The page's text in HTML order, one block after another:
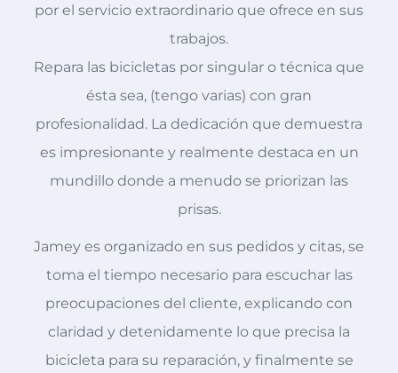
por el servicio extraordinario que ofrece en sus
trabajos.
Repara las bicicletas por singular o técnica que
ésta sea, (tengo varias) con gran
profesionalidad. La dedicación que demuestra
es impresionante y realmente destaca en un
mundillo donde a menudo se priorizan las
prisas.
Jamey es organizado en sus pedidos y citas, se
toma el tiempo necesario para escuchar las
preocupaciones del cliente, explicando con
claridad y detenidamente lo que precisa la
bicicleta para su reparación, y finalmente se